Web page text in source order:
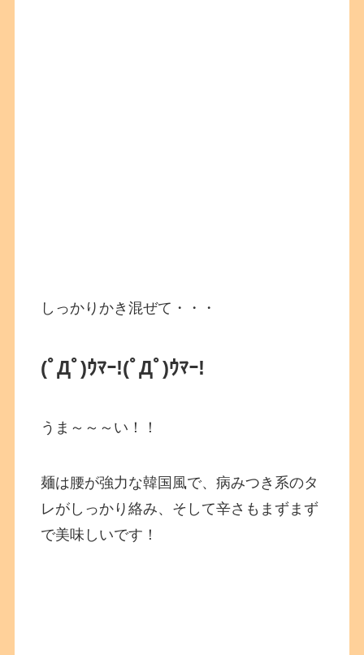
しっかりかき混ぜて・・・
(ﾟДﾟ)ｳﾏｰ!(ﾟДﾟ)ｳﾏｰ!
うま～～～い！！
麺は腰が強力な韓国風で、病みつき系のタ
レがしっかり絡み、そして辛さもまずまず
で美味しいです！